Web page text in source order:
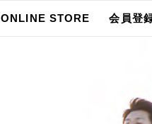
ONLINE STORE 会員登